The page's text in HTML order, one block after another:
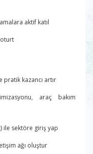
aktif katıl
oturt
pratik kazancı artır
araç bakım
ile sektöre giriş yap
ağı oluştur